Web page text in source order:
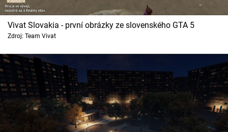
Vivat Slovakia - první obrázky ze slovenského GTA 5
Zdroj: Team Vivat